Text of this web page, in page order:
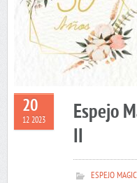
20
12 2023
Espejo
II
ESPEJO